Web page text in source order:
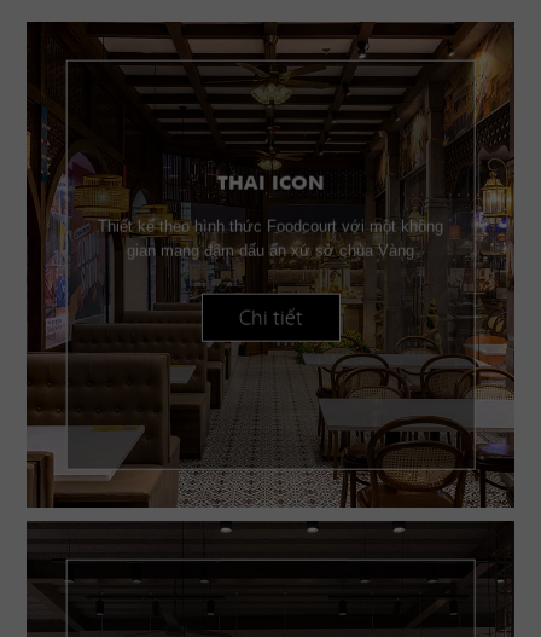
THAI ICON
Thiết kế theo hình thức Foodcourt với một không
gian mang đậm dấu ấn xứ sở chùa Vàng
Chi tiết